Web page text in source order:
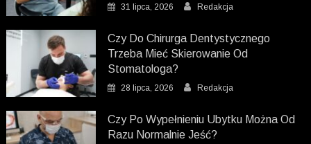
31 lipca, 2026 Redakcja
Czy Do Chirurga Dentystycznego
Trzeba Mieć Skierowanie Od
Stomatologa?
28 lipca, 2026 Redakcja
Czy Po Wypełnieniu Ubytku Można Od
Razu Normalnie Jeść?